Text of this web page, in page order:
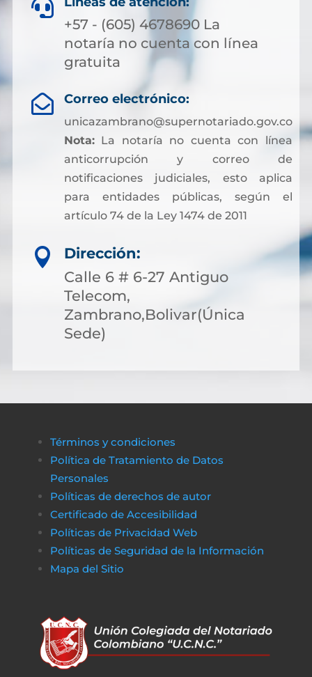

+57 - (605) 4678690 La
notaría no cuenta con línea
gratuita
 Correo electrónico:
unicazambrano@supernotariado.gov.co
Nota:La notaría no cuenta con línea
anticorrupción y correo de
notificaciones judiciales, esto aplica
para entidades públicas, según el
artículo 74 de la Ley 1474 de 2011

Dirección:
Calle 6 # 6-27 Antiguo
Telecom,
Zambrano,Bolivar(Única
Sede)
Términos y condiciones
Política de Tratamiento de Datos
Personales
Políticas de derechos de autor
Certificado de Accesibilidad
Políticas de Privacidad Web
Políticas de Seguridad de la Información
Mapa del Sitio